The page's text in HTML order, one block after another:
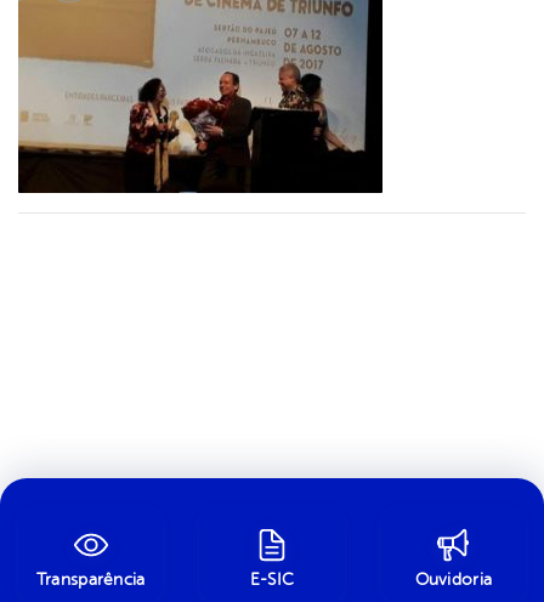
Transparência E-SIC Ouvidoria